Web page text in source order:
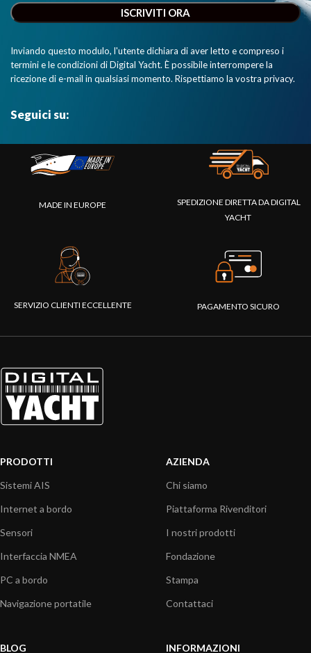
Inviando questo modulo, l'utente dichiara di aver letto e compreso i
termini e le condizioni di Digital Yacht. È possibile interrompere la
ricezione di e-mail in qualsiasi momento. Rispettiamo la vostra privacy.
Seguici su:
MADE IN EUROPE
SPEDIZIONE DIRETTA DA DIGITAL
YACHT
SERVIZIO CLIENTI ECCELLENTE PAGAMENTO SICURO
PRODOTTI
Sistemi AIS
Internet a bordo
Sensori
Interfaccia NMEA
PC a bordo
Navigazione portatile
AZIENDA
Chi siamo
Piattaforma Rivenditori
I nostri prodotti
Fondazione
Stampa
Contattaci
BLOG INFORMAZIONI